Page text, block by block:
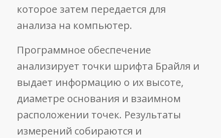
которое затем передается для
анализа на компьютер.
Программное обеспечение
анализирует точки шрифта Брайля и
выдает информацию о их высоте,
диаметре основания и взаимном
расположении точек. Результаты
измерений собираются и